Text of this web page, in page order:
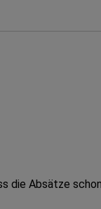
die Absätze